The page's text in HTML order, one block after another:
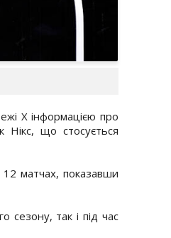
X інформацією про
Нікс, що стосується
12 матчах, показавши
сезону, так і під час